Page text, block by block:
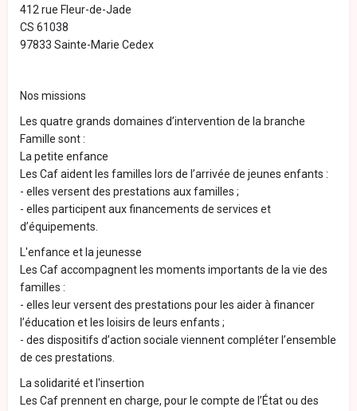
412 rue Fleur-de-Jade
CS 61038
97833 Sainte-Marie Cedex
Nos missions
Les quatre grands domaines d’intervention de la branche
Famille sont :
La petite enfance
Les Caf aident les familles lors de l’arrivée de jeunes enfants :
- elles versent des prestations aux familles ;
- elles participent aux financements de services et
d’équipements.
L'enfance et la jeunesse
Les Caf accompagnent les moments importants de la vie des
familles :
- elles leur versent des prestations pour les aider à financer
l’éducation et les loisirs de leurs enfants ;
- des dispositifs d’action sociale viennent compléter l’ensemble
de ces prestations.
La solidarité et l'insertion
Les Caf prennent en charge, pour le compte de l’État ou des